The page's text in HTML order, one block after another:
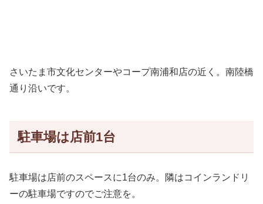
さいたま市文化センターやコープ南浦和店の近く。南陸橋
通り沿いです。
駐車場は店前1台
駐車場は店前のスペースに1台のみ。隣はコインランドリ
ーの駐車場ですのでご注意を。